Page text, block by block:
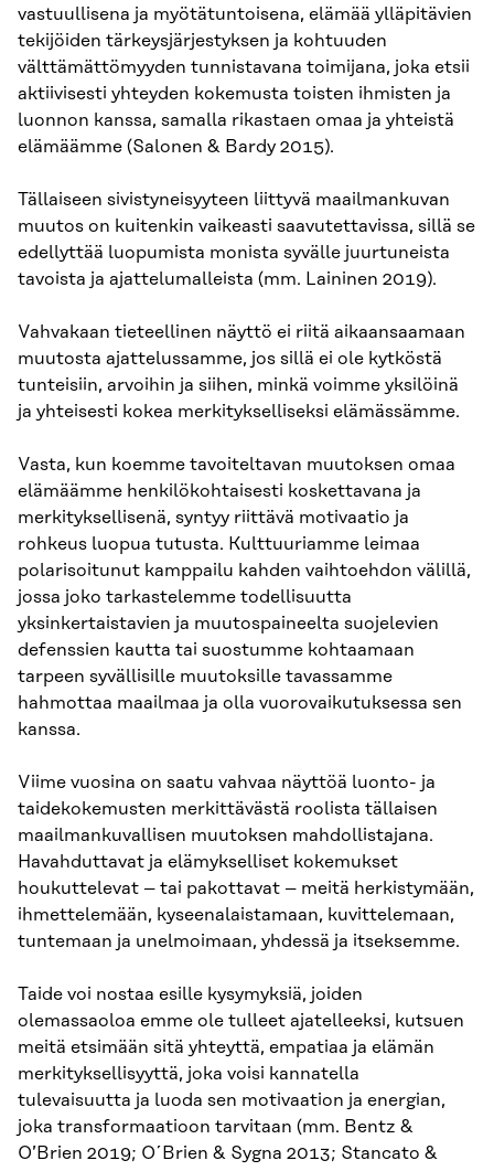
vastuullisena ja myötätuntoisena, elämää ylläpitävien
tekijöiden tärkeysjärjestyksen ja kohtuuden
välttämättömyyden tunnistavana toimijana, joka etsii
aktiivisesti yhteyden kokemusta toisten ihmisten ja
luonnon kanssa, samalla rikastaen omaa ja yhteistä
elämäämme (Salonen & Bardy 2015).
Tällaiseen sivistyneisyyteen liittyvä maailmankuvan
muutos on kuitenkin vaikeasti saavutettavissa, sillä se
edellyttää luopumista monista syvälle juurtuneista
tavoista ja ajattelumalleista (mm. Laininen 2019).
Vahvakaan tieteellinen näyttö ei riitä aikaansaamaan
muutosta ajattelussamme, jos sillä ei ole kytköstä
tunteisiin, arvoihin ja siihen, minkä voimme yksilöinä
ja yhteisesti kokea merkitykselliseksi elämässämme.
Vasta, kun koemme tavoiteltavan muutoksen omaa
elämäämme henkilökohtaisesti koskettavana ja
merkityksellisenä, syntyy riittävä motivaatio ja
rohkeus luopua tutusta. Kulttuuriamme leimaa
polarisoitunut kamppailu kahden vaihtoehdon välillä,
jossa joko tarkastelemme todellisuutta
yksinkertaistavien ja muutospaineelta suojelevien
defenssien kautta tai suostumme kohtaamaan
tarpeen syvällisille muutoksille tavassamme
hahmottaa maailmaa ja olla vuorovaikutuksessa sen
kanssa.
Viime vuosina on saatu vahvaa näyttöä luonto- ja
taidekokemusten merkittävästä roolista tällaisen
maailmankuvallisen muutoksen mahdollistajana.
Havahduttavat ja elämykselliset kokemukset
houkuttelevat – tai pakottavat – meitä herkistymään,
ihmettelemään, kyseenalaistamaan, kuvittelemaan,
tuntemaan ja unelmoimaan, yhdessä ja itseksemme.
Taide voi nostaa esille kysymyksiä, joiden
olemassaoloa emme ole tulleet ajatelleeksi, kutsuen
meitä etsimään sitä yhteyttä, empatiaa ja elämän
merkityksellisyyttä, joka voisi kannatella
tulevaisuutta ja luoda sen motivaation ja energian,
joka transformaatioon tarvitaan (mm. Bentz &
O’Brien 2019; O´Brien & Sygna 2013; Stancato &